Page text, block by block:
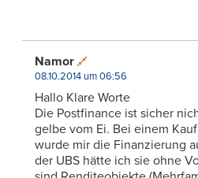
Namor
08.10.2014 um 06:56
Hallo Klare Worte
Die Postfinance ist sicher
gelbe vom Ei. Bei einem
wurde mir die Finanzierung
der UBS hätte ich sie ohne